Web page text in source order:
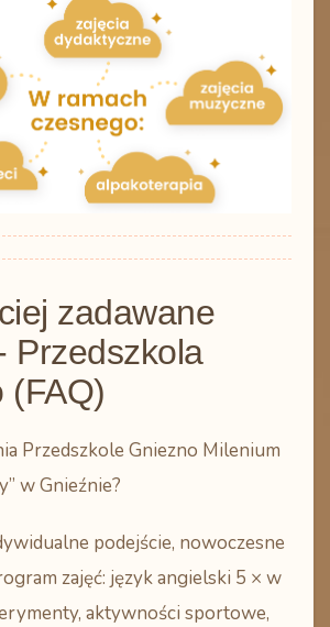
zadawane
Przedszkola
(FAQ)
Przedszkole Gniezno Milenium
w Gnieźnie?
podejście, nowoczesne
zajęć: język angielski 5 × w
aktywności sportowe,